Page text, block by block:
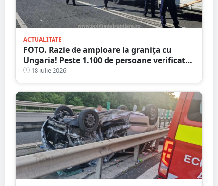
ACTUALITATE
FOTO. Razie de amploare la granița cu
Ungaria! Peste 1.100 de persoane verificate,
amenzi și dosare penale
18 iulie 2026